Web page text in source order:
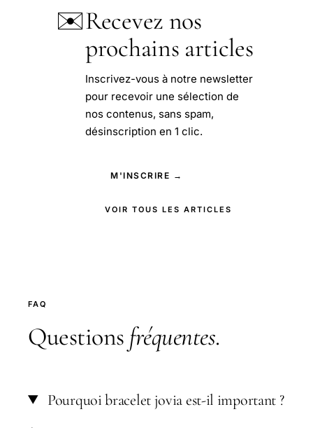
✉️Recevez nos
prochains articles
Inscrivez-vous à notre newsletter
pour recevoir une sélection de
nos contenus, sans spam,
désinscription en 1 clic.
M'INSCRIRE →
VOIR TOUS LES ARTICLES
FAQ
Questions fréquentes.
Pourquoi bracelet jovia est-il important ?